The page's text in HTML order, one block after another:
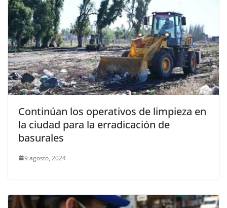
Continúan los operativos de limpieza en
la ciudad para la erradicación de
basurales
9 agosto, 2024